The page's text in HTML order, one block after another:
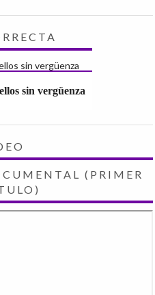
sin vergüenza
(PRIMER